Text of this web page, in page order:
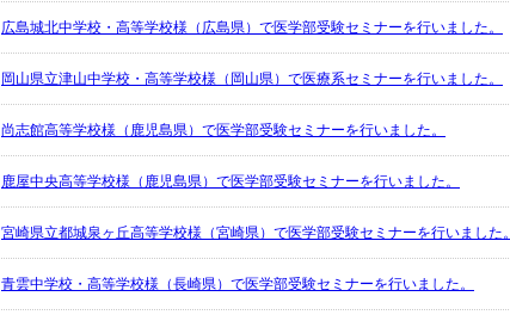
広島城北中学校・高等学校様（広島県）で医学部受験セミナーを行いました。
岡山県立津山中学校・高等学校様（岡山県）で医療系セミナーを行いました。
尚志館高等学校様（鹿児島県）で医学部受験セミナーを行いました。
鹿屋中央高等学校様（鹿児島県）で医学部受験セミナーを行いました。
宮崎県立都城泉ヶ丘高等学校様（宮崎県）で医学部受験セミナーを行いました。
青雲中学校・高等学校様（長崎県）で医学部受験セミナーを行いました。